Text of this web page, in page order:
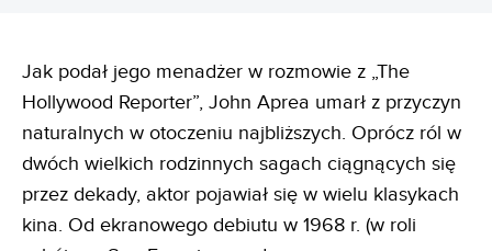
Jak podał jego menadżer w rozmowie z „The
Hollywood Reporter”, John Aprea umarł z przyczyn
naturalnych w otoczeniu najbliższych. Oprócz ról w
dwóch wielkich rodzinnych sagach ciągnących się
przez dekady, aktor pojawiał się w wielu klasykach
kina. Od ekranowego debiutu w 1968 r. (w roli